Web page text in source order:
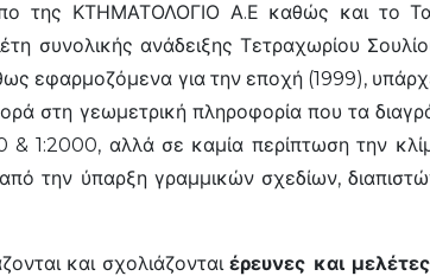
της ΚΤΗΜΑΤΟΛΟΓΙΟ Α.Ε καθώς και το
συνολικής ανάδειξης Τετραχωρίου
εφαρμοζόμενα για την εποχή (1999),
στη γεωμετρική πληροφορία που τα
& 1:2000, αλλά σε καμία περίπτωση την
την ύπαρξη γραμμικών σχεδίων,
και σχολιάζονταιέρευνες και